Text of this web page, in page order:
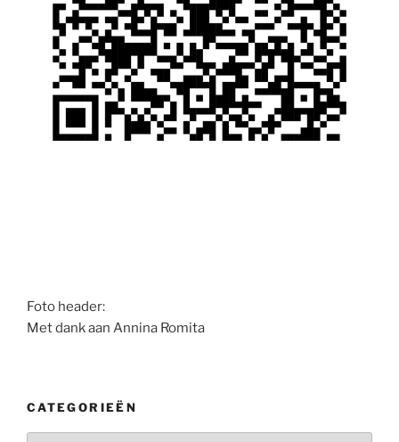
Foto header:
Met dank aan Annina Romita
CATEGORIEËN